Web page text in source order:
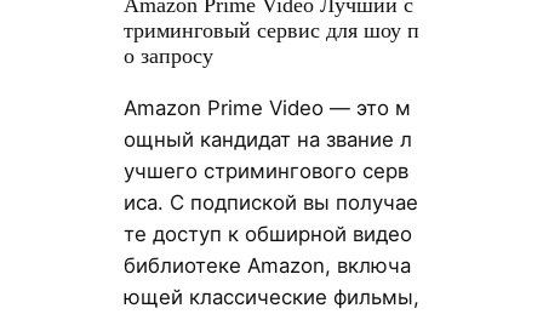
Amazon Prime Video Лучший с
триминговый сервис для шоу п
о запросу
Amazon Prime Video — это м
ощный кандидат на звание л
учшего стримингового серв
иса. С подпиской вы получае
те доступ к обширной видео
библиотеке Amazon, включа
ющей классические фильмы,